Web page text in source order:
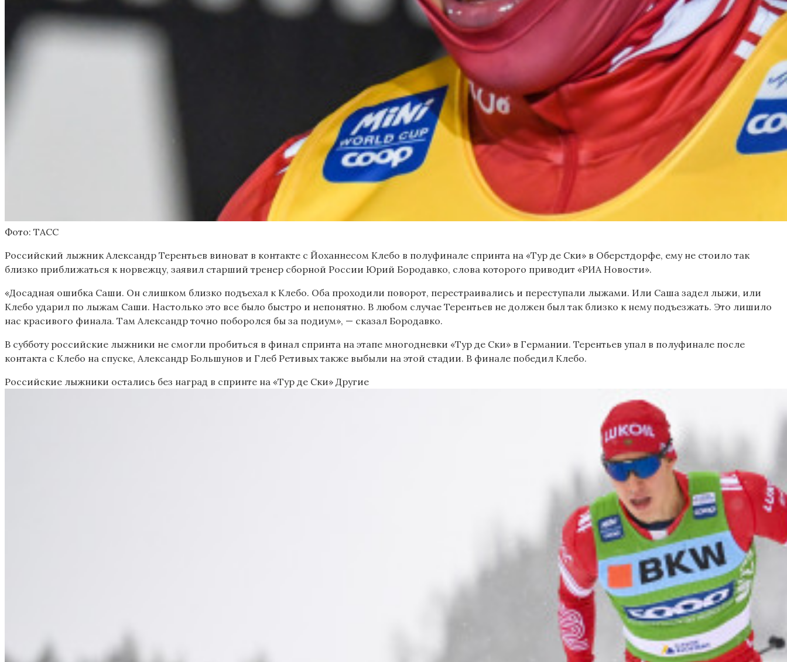
Фото: ТАСС
Российский лыжник Александр Терентьев виноват в контакте с Йоханнесом Клебо в полуфинале спринта на «Тур де Ски» в Оберстдорфе, ему не стоило так
близко приближаться к норвежцу, заявил старший тренер сборной России Юрий Бородавко, слова которого приводит «РИА Новости».
«Досадная ошибка Саши. Он слишком близко подъехал к Клебо. Оба проходили поворот, перестраивались и переступали лыжами. Или Саша задел лыжи, или
Клебо ударил по лыжам Саши. Настолько это все было быстро и непонятно. В любом случае Терентьев не должен был так близко к нему подъезжать. Это лишило
нас красивого финала. Там Александр точно поборолся бы за подиум», — сказал Бородавко.
В субботу российские лыжники не смогли пробиться в финал спринта на этапе многодневки «Тур де Ски» в Германии. Терентьев упал в полуфинале после
контакта с Клебо на спуске, Александр Большунов и Глеб Ретивых также выбыли на этой стадии. В финале победил Клебо.
Российские лыжники остались без наград в спринте на «Тур де Ски» Другие